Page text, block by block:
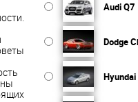
Audi Q7
Dodge
Hyundai